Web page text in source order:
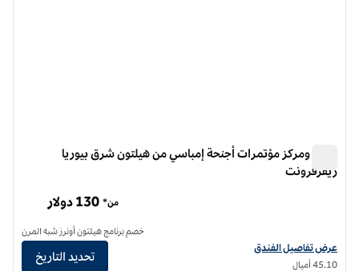
فندق ومركز مؤتمرات أجنحة إمباسي من هيلتون شرق بيوريا
ريفرفرونت
عرض تفاصيل الفندق لفندق ومركز مؤتمرات أجنحة إمباسي من هيلتون إيست بيوريا
عرض تفاصيل الفندق
45.10 أميال
من* 130 دولار
خصم برنامج هيلتون أونرز شبه المرن
تحديد التاريخ